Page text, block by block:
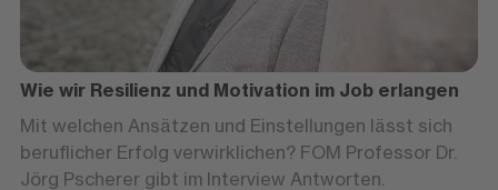
Wie wir Resilienz und Motivation im Job erlangen
Mit welchen Ansätzen und Einstellungen lässt sich
beruflicher Erfolg verwirklichen? FOM Professor Dr.
Jörg Pscherer gibt im Interview Antworten.